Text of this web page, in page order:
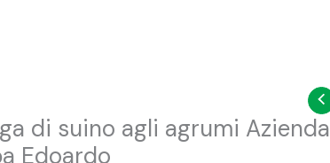
di suino agli agrumi Azienda
Edoardo